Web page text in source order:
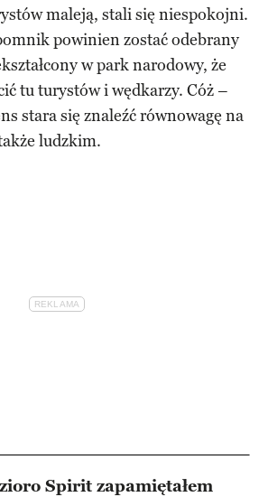
maleją, stali się niespokojni.
powinien zostać odebrany
w park narodowy, że
tu turystów i wędkarzy. Cóż –
stara się znaleźć równowagę na
ludzkim.
Spirit zapamiętałem